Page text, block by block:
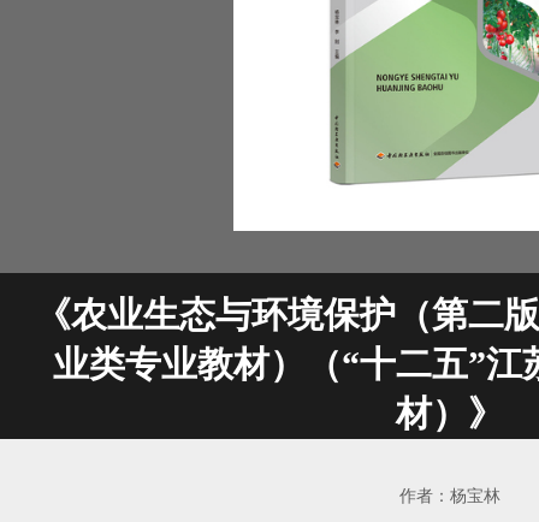
《农业生态与环境保护（第二
业类专业教材）（“十二五”江
材）》
作者： 杨宝林